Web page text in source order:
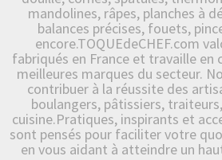
mandolines, râpes, planches à
balances précises, fouets,
encore.TOQUEdeCHEF.com
fabriqués en France et travaille en
meilleures marques du secteur.
contribuer à la réussite des
boulangers, pâtissiers,
cuisine.Pratiques, inspirants et
sont pensés pour faciliter votre
en vous aidant à atteindre un